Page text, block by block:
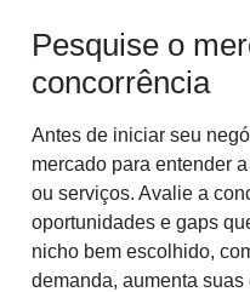
Pesquise o
concorrência
Antes de iniciar seu
mercado para entender
ou serviços. Avalie a
oportunidades e gaps
nicho bem escolhido,
demanda, aumenta